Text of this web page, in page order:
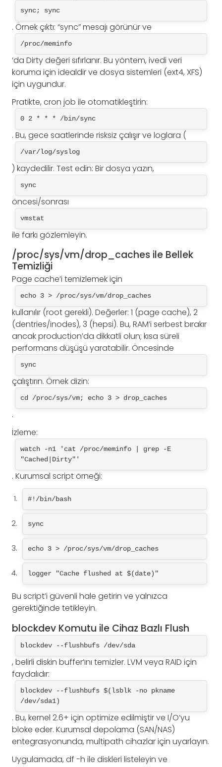
sync; sync
. Örnek çıktı: “sync” mesajı görünür ve
/proc/meminfo
‘da Dirty değeri sıfırlanır. Bu yöntem, ivedi veri
koruma için idealdir ve dosya sistemleri (ext4, XFS)
için uygundur.
Pratikte, cron job ile otomatikleştirin:
0 2 * * * /bin/sync
. Bu, gece saatlerinde risksiz çalışır ve loglara (
/var/log/syslog
) kaydedilir. Test edin: Bir dosya yazın,
sync
öncesi/sonrası
vmstat
ile farkı gözlemleyin.
/proc/sys/vm/drop_caches ile Bellek
Temizliği
Page cache’i temizlemek için
echo 3 > /proc/sys/vm/drop_caches
kullanılır (root gerekli). Değerler: 1 (page cache), 2
(dentries/inodes), 3 (hepsi). Bu, RAM’i serbest bırakır
ancak production’da dikkatli olun; kısa süreli
performans düşüşü yaratabilir. Öncesinde
sync
çalıştırın. Örnek dizin:
cd /proc/sys/vm; echo 3 > drop_caches
.
İzleme:
watch -n1 'cat /proc/meminfo | grep -E
"Cached|Dirty"'
. Kurumsal script örneği:
#!/bin/bash
sync
echo 3 > /proc/sys/vm/drop_caches
logger "Cache flushed at $(date)"
Bu script’i güvenli hale getirin ve yalnızca
gerektiğinde tetikleyin.
blockdev Komutu ile Cihaz Bazlı Flush
blockdev --flushbufs /dev/sda
, belirli diskin buffer’ını temizler. LVM veya RAID için
faydalıdır:
blockdev --flushbufs $(lsblk -no pkname
/dev/sda1)
. Bu, kernel 2.6+ için optimize edilmiştir ve I/O’yu
bloke eder. Kurumsal depolama (SAN/NAS)
entegrasyonunda, multipath cihazlar için uyarlayın.
Uygulamada, df -h ile diskleri listeleyin ve